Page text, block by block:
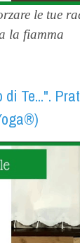
le tue
la fiamma
Te...".